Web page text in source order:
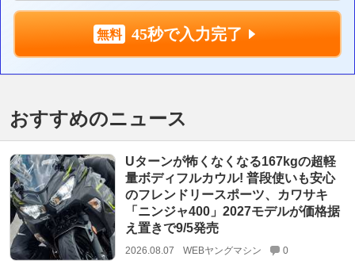
45秒で入力完了
おすすめのニュース
Uターンが怖くなくなる167kgの超軽
量ボディフルカウル! 普段使いも安心
のフレンドリースポーツ、カワサキ
「ニンジャ400」2027モデルが価格据
え置きで9/5発売
2026.08.07 WEBヤングマシン 0